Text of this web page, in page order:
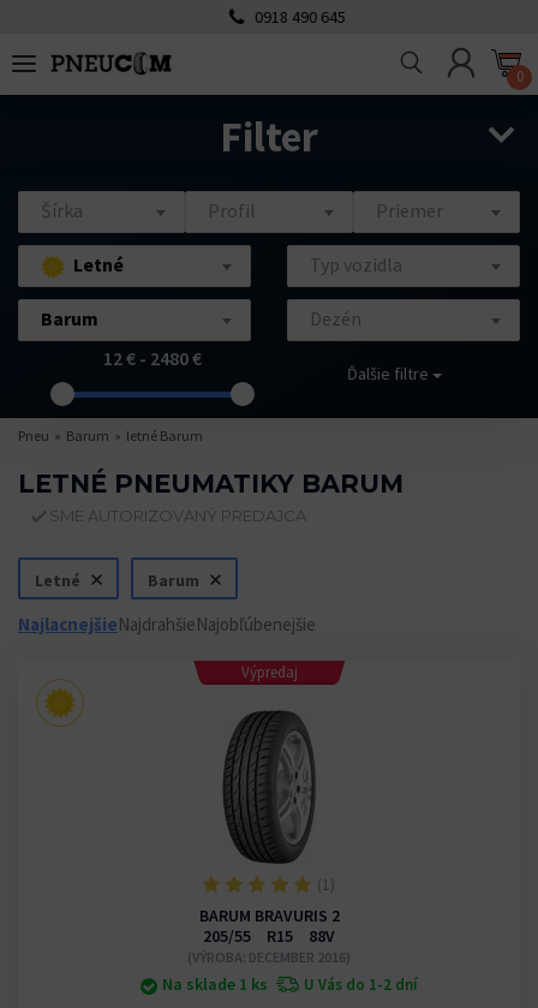
0918 490 645
0
Filter
Šírka Profil Priemer
Letné Typ vozidla
Barum
Dezén
12 € - 2480 €
Ďalšie filtre
Pneu Barum letné Barum
LETNÉ PNEUMATIKY BARUM
SME AUTORIZOVANÝ PREDAJCA
Letné Barum
NajlacnejšieNajdrahšieNajobľúbenejšie
Výpredaj
(1)
BARUM BRAVURIS 2
205/55 R15 88V
(VÝROBA: DECEMBER 2016)
Na sklade 1 ks U Vás do 1-2 dní